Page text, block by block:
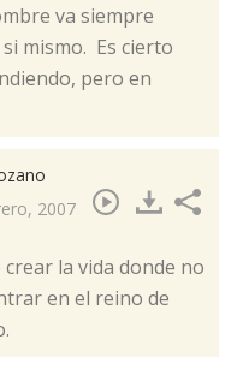
va siempre
mismo. Es cierto
pero en
2007
la vida donde no
en el reino de